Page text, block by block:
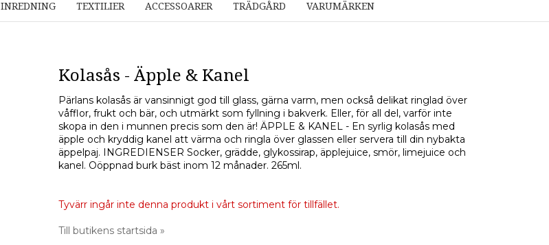
INREDNING TEXTILIER ACCESSOARER TRÄDGÅRD VARUMÄRKEN
Kolasås - Äpple & Kanel
Pärlans kolasås är vansinnigt god till glass, gärna varm, men också delikat ringlad över
våfflor, frukt och bär, och utmärkt som fyllning i bakverk. Eller, för all del, varför inte
skopa in den i munnen precis som den är! ÄPPLE & KANEL - En syrlig kolasås med
äpple och kryddig kanel att värma och ringla över glassen eller servera till din nybakta
äppelpaj. INGREDIENSER Socker, grädde, glykossirap, äpplejuice, smör, limejuice och
kanel. Oöppnad burk bäst inom 12 månader. 265ml.
Tyvärr ingår inte denna produkt i vårt sortiment för tillfället.
Till butikens startsida »